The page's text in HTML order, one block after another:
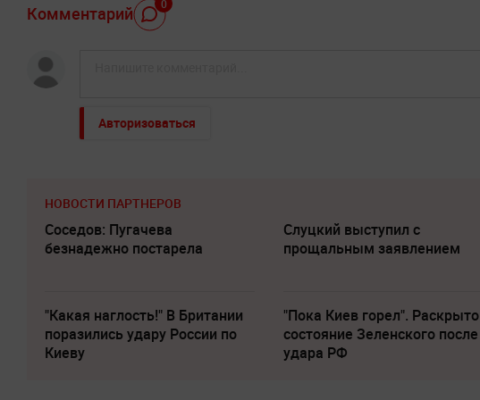
Комментарий 0
Авторизоваться
НОВОСТИ ПАРТНЕРОВ
Соседов: Пугачева
безнадежно постарела
Слуцкий выступил с
прощальным заявлением
"Какая наглость!" В Британии
поразились удару России по
Киеву
"Пока Киев горел". Раскрыто
состояние Зеленского после
удара РФ